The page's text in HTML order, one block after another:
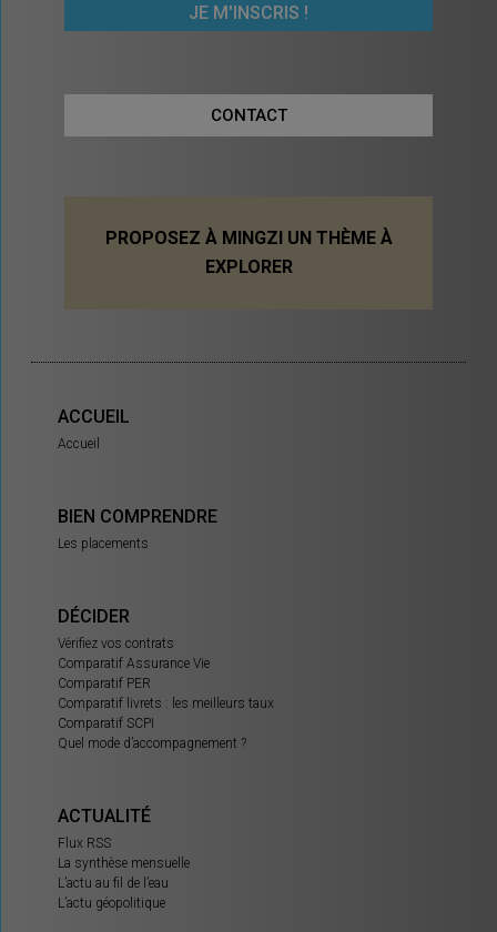
CONTACT
PROPOSEZ À MINGZI UN THÈME À
EXPLORER
ACCUEIL
Accueil
BIEN COMPRENDRE
Les placements
DÉCIDER
Vérifiez vos contrats
Comparatif Assurance Vie
Comparatif PER
Comparatif livrets : les meilleurs taux
Comparatif SCPI
Quel mode d’accompagnement ?
ACTUALITÉ
Flux RSS
La synthèse mensuelle
L’actu au fil de l’eau
L’actu géopolitique